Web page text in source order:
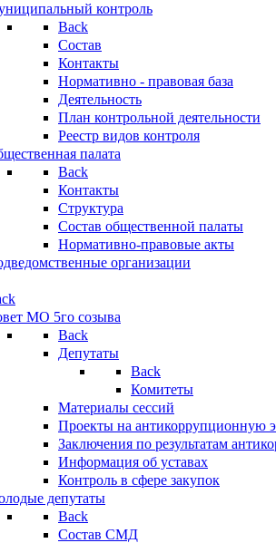
контроль
Back
Состав
Контакты
Нормативно - правовая база
Деятельность
План контрольной деятельности
Реестр видов контроля
палата
Back
Контакты
Структура
Состав общественной палаты
Нормативно-правовые акты
организации
МО 5го созыва
Back
Депутаты
Back
Комитеты
Материалы сессий
Проекты на антикоррупционную
Заключения по результатам
Информация об уставах
Контроль в сфере закупок
депутаты
Back
Состав СМД